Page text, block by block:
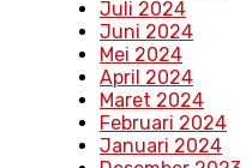
Juli 2024
Juni 2024
Mei 2024
April 2024
Maret 2024
Februari 2024
Januari 2024